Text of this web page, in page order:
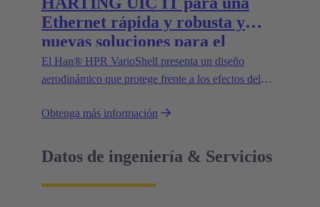
Ethernet rápida y robusta y
nuevas soluciones para el
suministro eléctrico en trenes
El Han® HPR VarioShell presenta un diseño
aerodinámico que protege frente a los efectos del
presión. Además, el grado de protección IP69
variantes aumentan la flexibilidad de uso y abren
nuevas posibilidades.
Obtenga más información
Datos de ingeniería & Servicios